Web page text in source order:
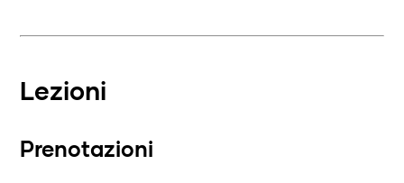
Lezioni
Prenotazioni